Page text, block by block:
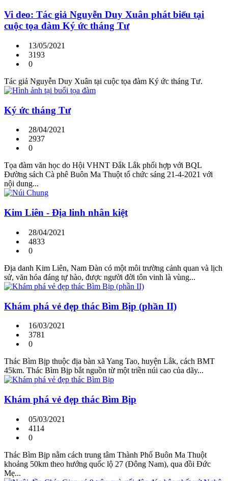
Vi deo: Tác giả Nguyễn Duy Xuân phát biểu tại
cuộc tọa đàm Ký ức tháng Tư
13/05/2021
3193
0
Tác giả Nguyễn Duy Xuân tại cuộc tọa đàm Ký ức tháng Tư.
Ký ức tháng Tư
28/04/2021
2937
0
Tọa đàm văn học do Hội VHNT Đắk Lắk phối hợp với BQL
Đường sách Cà phê Buôn Ma Thuột tổ chức sáng 21-4-2021 với
nội dung...
Kim Liên - Địa linh nhân kiệt
28/04/2021
4833
0
Địa danh Kim Liên, Nam Đàn có một môi trường cảnh quan và lịch
sử, văn hóa đáng tự hào, được người đời tôn vinh là vùng...
Khám phá vẻ đẹp thác Bìm Bịp (phần II)
16/03/2021
3781
0
Thác Bìm Bịp thuộc địa bàn xã Yang Tao, huyện Lắk, cách BMT
45km. Thác Bìm Bịp bắt nguồn từ một triền núi cao của dãy...
Khám phá vẻ đẹp thác Bìm Bịp
05/03/2021
4114
0
Thác Bìm Bịp nằm cách trung tâm Thành Phố Buôn Ma Thuột
khoảng 50km theo hướng quốc lộ 27 (Đông Nam), qua đồi Đức
Mẹ...